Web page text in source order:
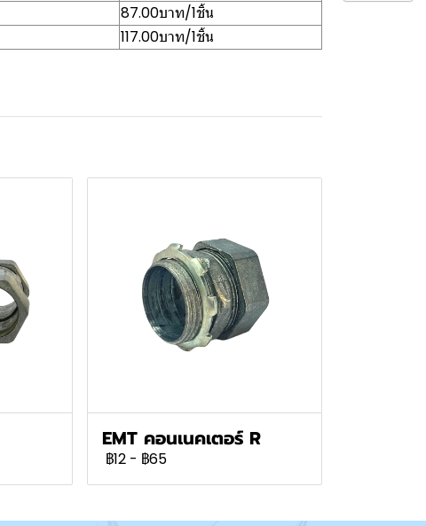
87.00บาท/1ชิ้น
117.00บาท/1ชิ้น
EMT คอนเนคเตอร์ R
฿12 - ฿65